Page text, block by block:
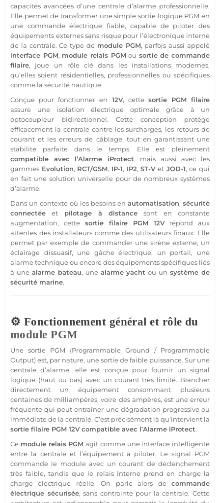
capacités avancées d’une centrale d’alarme professionnelle.
Elle permet de transformer une simple sortie logique PGM en
une commande électrique fiable, capable de piloter des
équipements externes sans risque pour l’électronique interne
de la centrale. Ce type de module PGM, parfois aussi appelé
interface PGM, module relais PGMou sortiede commande
filaire, joue un rôle clé dans les installations modernes,
qu’elles soient résidentielles, professionnelles ou spécifiques
comme la sécurité nautique.
Conçue pour fonctionner en 12V, cette sortie PGM filaire
assure une isolation électrique optimale grâce à un
optocoupleur bidirectionnel. Cette conception protège
efficacement la centralecontre les surcharges, les retours de
courant et les erreurs de câblage, tout en garantissant une
stabilité parfaite dans le temps. Elle est pleinement
compatible avec l’Alarme iProtect, mais aussi avec les
gammes Evolution, RCT/GSM, IP-1, IP2,ST-Vet JOD-1, ce qui
en fait une solution universelle pour de nombreux systèmes
d’alarme.
Dans un contexte où les besoins en automatisation, sécurité
connectée et pilotage à distance sont en constante
augmentation, cette sortie filaire PGM 12Vrépond aux
attentes des installateurs comme des utilisateurs finaux. Elle
permet par exemple de commander une sirèneexterne, un
éclairage dissuasif, une gâche électrique, un portail, une
alarmetechnique ou encore des équipements spécifiques liés
à une alarme bateau, une alarme yacht ou unsystème de
sécurité marine.
⚙️ Fonctionnement général et rôle du
module PGM
Une sortie PGM (Programmable Ground / Programmable
Output) est, par nature, unesortiede faible puissance. Sur une
centrale d’alarme, elle est conçue pour fournir un signal
logique (haut ou bas) avec un courant très limité. Brancher
directement un équipement consommant plusieurs
centaines de milliampères, voire des ampères, est une erreur
fréquente qui peut entraîner une dégradation progressive ou
immédiate de la centrale. C’est précisément là qu’intervient la
sortie filaire PGM 12V compatible avec l’Alarme iProtect.
Ce module relais PGM agit comme une interface intelligente
entre la centraleet l’équipement à piloter. Le signal PGM
commande le moduleavec un courant de déclenchement
très faible, tandis que le relaisinterne prend en charge la
charge électrique réelle. On parle alors de commande
électrique sécurisée, sans contrainte pour lacentrale. Cette